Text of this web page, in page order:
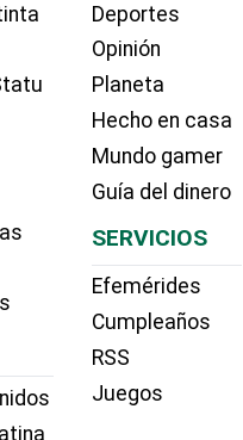
Deportes
Opinión
Planeta
Hecho en casa
Mundo gamer
Guía del dinero
SERVICIOS
Efemérides
Cumpleaños
RSS
Juegos